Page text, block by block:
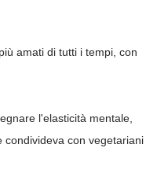
amati di tutti i tempi, con
l'elasticità mentale,
condivideva con vegetariani